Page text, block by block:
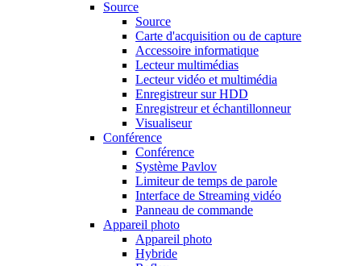
Source
Source
Carte d'acquisition ou de capture
Accessoire informatique
Lecteur multimédias
Lecteur vidéo et multimédia
Enregistreur sur HDD
Enregistreur et échantillonneur
Visualiseur
Conférence
Conférence
Système Pavlov
Limiteur de temps de parole
Interface de Streaming vidéo
Panneau de commande
Appareil photo
Appareil photo
Hybride